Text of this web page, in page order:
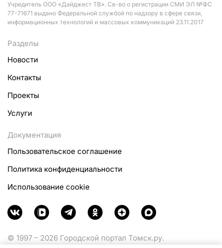
Учредитель ООО «Дайджест ТВ». Св-во о регистрации СМИ ЭЛ №ФС
77-71671 выдано Федеральной службой по надзору в сфере связи,
информационных технологий и массовых коммуникаций 23.11.2017
Разделы
Новости
Контакты
Проекты
Услуги
Документация
Пользовательское соглашение
Политика конфиденциальности
Использование cookie
© 1997 – 2026 Городской портал Томск.ру.